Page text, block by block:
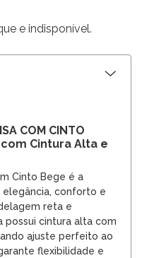
e indisponível.
COM CINTO
com Cintura Alta e
Cinto Bege é a
elegância, conforto e
reta e
possui cintura alta com
ajuste perfeito ao
flexibilidade e